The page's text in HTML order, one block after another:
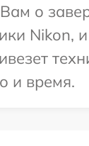
о
Nikon,
и время.